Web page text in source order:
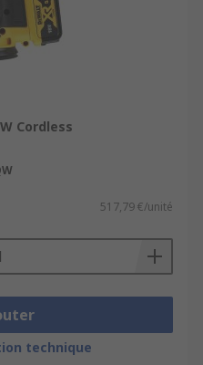
Cordless
517,79 €/unité
technique